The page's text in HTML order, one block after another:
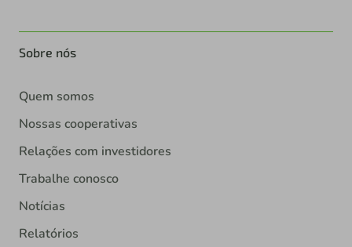
Sobre nós
Quem somos
Nossas cooperativas
Relações com investidores
Trabalhe conosco
Notícias
Relatórios